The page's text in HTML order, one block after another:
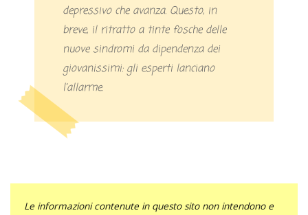
depressivo che avanza. Questo, in
breve, il ritratto a tinte fosche delle
nuove sindromi da dipendenza dei
giovanissimi: gli esperti lanciano
l’allarme.
Le informazioni contenute in questo sito non intendono e